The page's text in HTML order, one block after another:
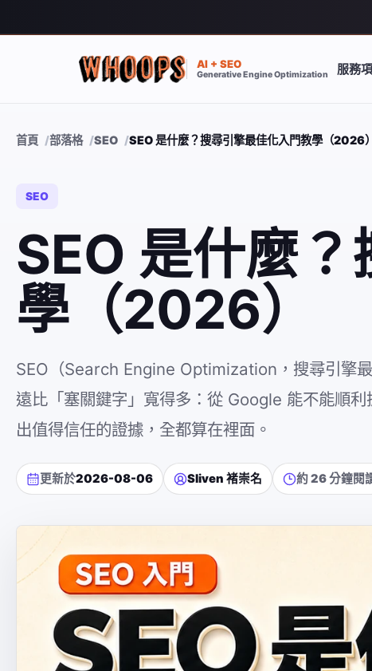
AI + SEO
Generative Engine Optimization 服務
首頁 部落格 SEO SEO 是什麼？搜尋引擎最佳化入門教學（2026）
SEO
SEO 是什麼
學（2026）
SEO（Search Engine Optimization，搜尋引擎
遠比「塞關鍵字」寬得多：從 Google 能不能順
出值得信任的證據，全都算在裡面。
更新於2026-08-06 Sliven 褚崇名 約 26 分鐘閱